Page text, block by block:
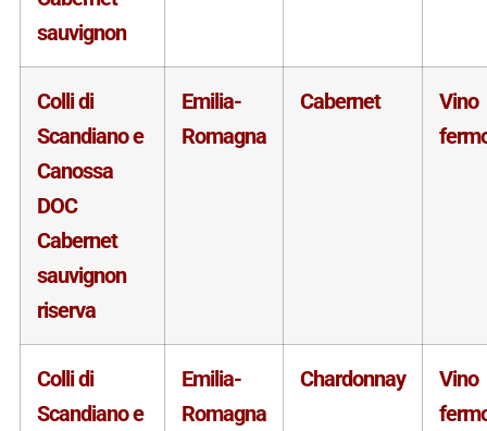
sauvignon
Colli di
Scandiano e
Canossa
DOC
Cabernet
sauvignon
riserva
Emilia-
Romagna
Cabernet
Vino
Colli di
Scandiano e
Emilia-
Romagna
Chardonnay
Vino